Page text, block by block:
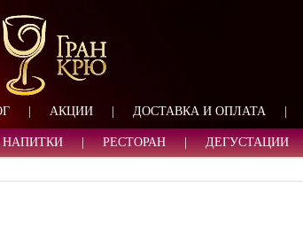
ЛОГИН
ЗАПОМНИТЬ МЕНЯ
ВАШЕ ИМЯ:
ТЕЛЕФОН:
ИМЯ
АКЦИИ ДОСТАВКА И ОПЛАТА
НАПИТКИ РЕСТОРАН ДЕГУСТАЦИИ